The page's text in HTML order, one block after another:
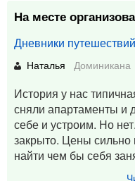
На месте
Дневники путешествий
Наталья Доминикана
История у нас
сняли апартаменты и
себе и устроим. Но
закрыто. Цены сильно
найти чем бы себя